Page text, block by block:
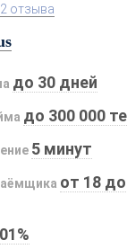
2 отзыва
до 30 дней
до 300 000
5 минут
от 18